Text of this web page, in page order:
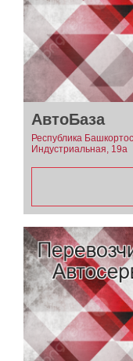
АвтоБаза
Республика
Индустриальная, 19а